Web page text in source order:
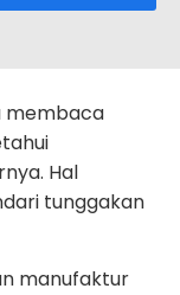
membaca
Hal
tunggakan
manufaktur